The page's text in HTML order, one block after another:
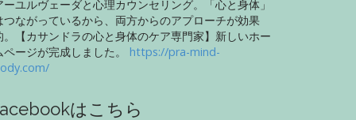
ーユルヴェーダと心理カウンセリング。「心と身体」
つながっているから、両方からのアプローチが効果
。【カサンドラの心と身体のケア専門家】新しいホー
ページが完成しました。 https://pra-mind-
はこちら